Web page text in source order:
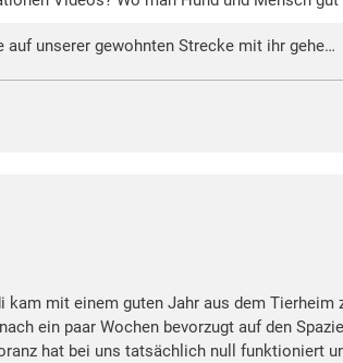
unserer gewohnten Strecke mit ihr gehe…
mit einem guten Jahr aus dem
ein paar Wochen bevorzugt auf den
hat bei uns tatsächlich null funktioniert